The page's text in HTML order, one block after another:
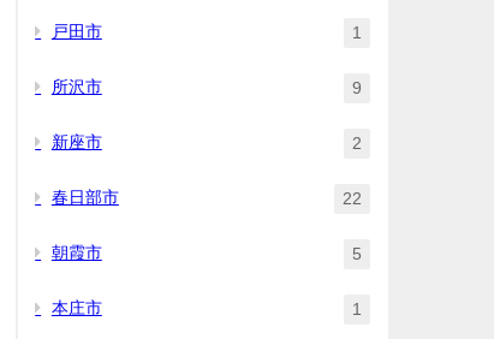
戸田市 1
所沢市 9
新座市 2
春日部市 22
朝霞市 5
本庄市 1